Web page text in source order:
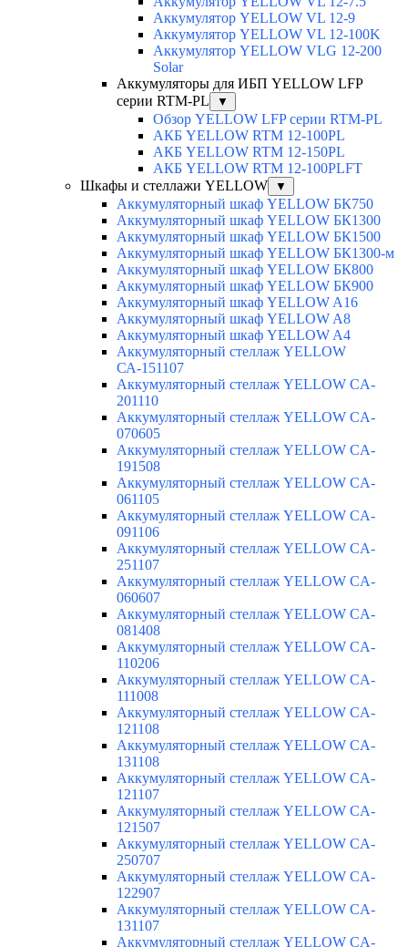
Аккумулятор YELLOW VL 12-9
Аккумулятор YELLOW VL 12-100K
Аккумулятор YELLOW VLG 12-200
Solar
Аккумуляторы для ИБП YELLOW LFP
серии RTM-PL
▼
Обзор YELLOW LFP серии RTM-PL
АКБ YELLOW RTM 12-100PL
АКБ YELLOW RTM 12-150PL
АКБ YELLOW RTM 12-100PLFT
Шкафы и стеллажи YELLOW
▼
Аккумуляторный шкаф YELLOW БК750
Аккумуляторный шкаф YELLOW БК1300
Аккумуляторный шкаф YELLOW БК1500
Аккумуляторный шкаф YELLOW БК1300-м
Аккумуляторный шкаф YELLOW БК800
Аккумуляторный шкаф YELLOW БК900
Аккумуляторный шкаф YELLOW A16
Аккумуляторный шкаф YELLOW A8
Аккумуляторный шкаф YELLOW A4
Аккумуляторный стеллаж YELLOW
СА-151107
Аккумуляторный стеллаж YELLOW CA-
201110
Аккумуляторный стеллаж YELLOW CA-
070605
Аккумуляторный стеллаж YELLOW CA-
191508
Аккумуляторный стеллаж YELLOW CA-
061105
Аккумуляторный стеллаж YELLOW CA-
091106
Аккумуляторный стеллаж YELLOW CA-
251107
Аккумуляторный стеллаж YELLOW CA-
060607
Аккумуляторный стеллаж YELLOW CA-
081408
Аккумуляторный стеллаж YELLOW CA-
110206
Аккумуляторный стеллаж YELLOW CA-
111008
Аккумуляторный стеллаж YELLOW CA-
121108
Аккумуляторный стеллаж YELLOW CA-
131108
Аккумуляторный стеллаж YELLOW CA-
121107
Аккумуляторный стеллаж YELLOW CA-
121507
Аккумуляторный стеллаж YELLOW CA-
250707
Аккумуляторный стеллаж YELLOW CA-
122907
Аккумуляторный стеллаж YELLOW CA-
131107
Аккумуляторный стеллаж YELLOW CA-